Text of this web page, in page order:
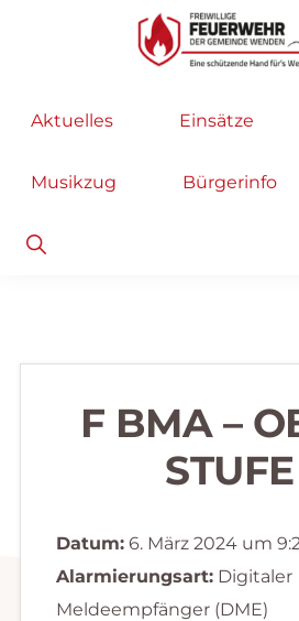
Hauptnavigation
Feuerwehr
helfen
selbstverständlich!
Aktuelles Einsätze
Musikzug Bürgerinfo
Show
Search
F BMA –
Datum:6. März 2024 um
Alarmierungsart:Digitaler
Meldeempfänger (DME)